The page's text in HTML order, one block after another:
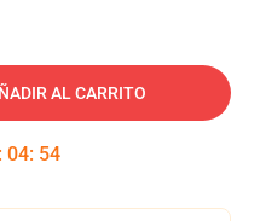
AL CARRITO
: 04: 54